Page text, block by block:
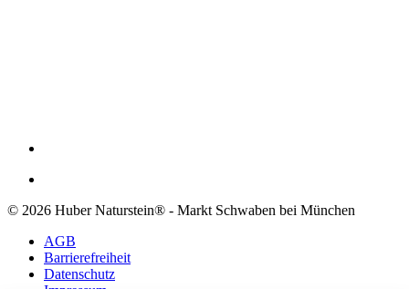
© 2026 Huber Naturstein® - Markt Schwaben bei München
AGB
Barrierefreiheit
Datenschutz